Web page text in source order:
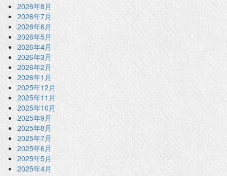
2026年8月
2026年7月
2026年6月
2026年5月
2026年4月
2026年3月
2026年2月
2026年1月
2025年12月
2025年11月
2025年10月
2025年9月
2025年8月
2025年7月
2025年6月
2025年5月
2025年4月